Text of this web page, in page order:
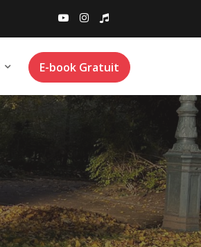
E-book Gratuit